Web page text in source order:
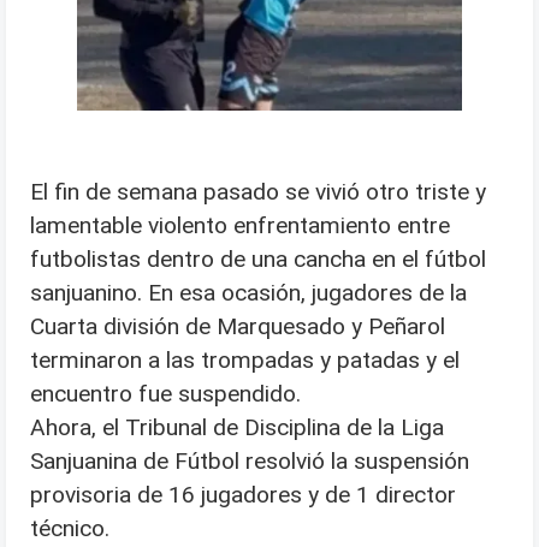
El fin de semana pasado se vivió otro triste y
lamentable violento enfrentamiento entre
futbolistas dentro de una cancha en el fútbol
sanjuanino. En esa ocasión, jugadores de la
Cuarta división de Marquesado y Peñarol
terminaron a las trompadas y patadas y el
encuentro fue suspendido.
Ahora, el Tribunal de Disciplina de la Liga
Sanjuanina de Fútbol resolvió la suspensión
provisoria de 16 jugadores y de 1 director
técnico.